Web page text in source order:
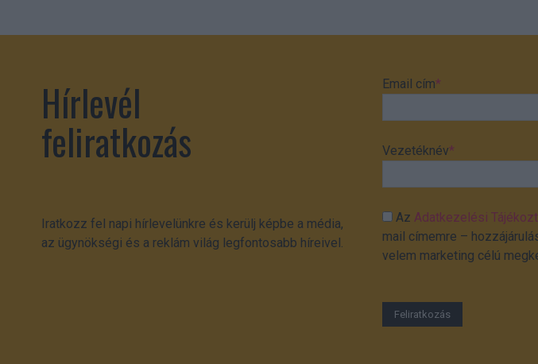
Hírlevél
feliratkozás
Iratkozz fel napi hírlevelünkre és kerülj képbe a média,
az ügynökségi és a reklám világ legfontosabb híreivel.
Email cím*
Vezetéknév*
AzAdatkezelési
mail címemre –
velem marketing célú